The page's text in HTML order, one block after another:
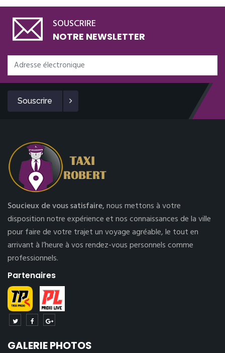
SOUSCRIRE
NOTRE NEWSLETTER
Souscrire
Soucieux de vous satisfaire,nous mettons à votre
disposition notre expérience et nos connaissances de la ville
pour faire de votre trajet un voyage agréable, le tout en
arrivant à l’heure à vos rendez-vous personnels comme
professionnels.
Partenaires
GALERIE PHOTOS